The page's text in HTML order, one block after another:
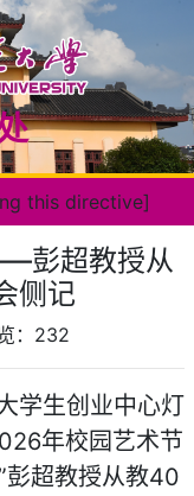
this directive]
彭超教授从
侧记
： 232
学生创业中心灯
年校园艺术节
彭超教授从教40